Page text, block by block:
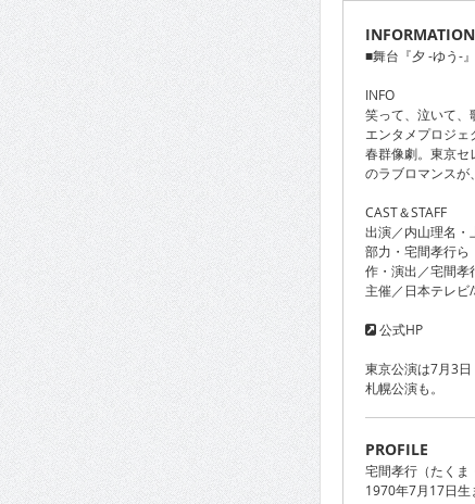
INFORMATION
■舞台『夕 -ゆう-』
INFO
笑って、泣いて
エンタメプロジ
春群像劇。東京セ
のラブロマンスが
CAST＆STAFF
出演／内山理名・
部力・宅間孝行ら
作・演出／宅間孝
主催／日本テレビ
公式HP
東京公演は7月3日
札幌公演も。
PROFILE
宅間孝行（たくま
1970年7月17日